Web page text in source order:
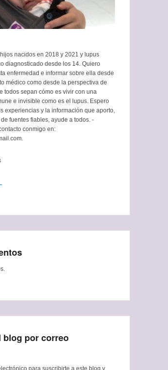
nacidos en 2018 y 2021 y lupus
diagnosticado desde los 14. Quiero
enfermedad e informar sobre ella desde
médico como desde la perspectiva de
todos sepan cómo es vivir con una
e invisible como es el lupus. Espero
experiencias y la información que aporto,
fuentes fiables, ayude a todos. -
conmigo en:
blog por correo